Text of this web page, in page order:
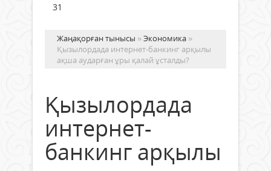
31
Жаңақорған тынысы »Экономика »
Қызылордада интернет-банкинг арқылы
ақша аударған ұры қалай ұсталды?
Қызылордада
интернет-
банкинг арқылы